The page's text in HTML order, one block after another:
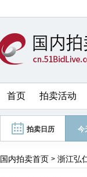
首页 拍卖活动
拍卖日历 今
国内拍卖首页 > 浙江弘